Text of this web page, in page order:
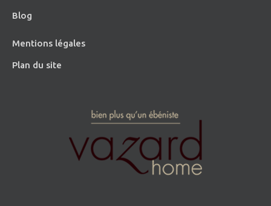
Blog
Mentions légales
Plan du site